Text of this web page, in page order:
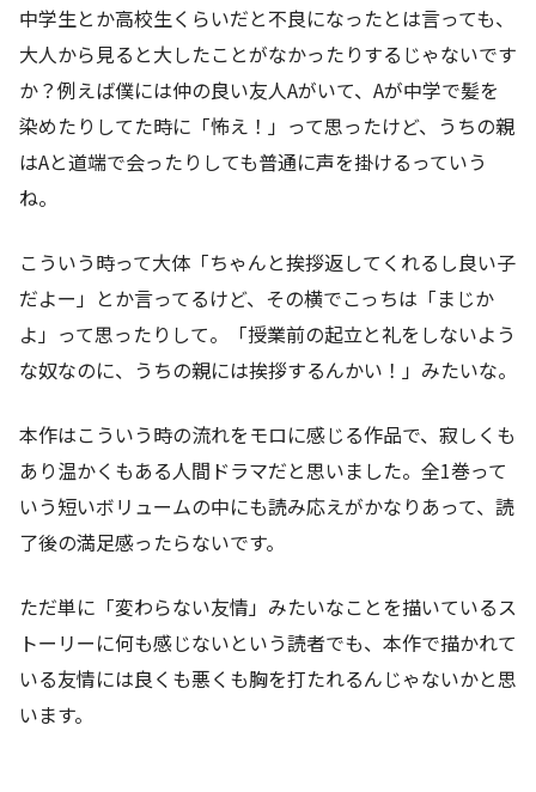
中学生とか高校生くらいだと不良になったとは言っても、
大人から見ると大したことがなかったりするじゃないです
か？例えば僕には仲の良い友人Aがいて、Aが中学で髪を
染めたりしてた時に「怖え！」って思ったけど、うちの親
はAと道端で会ったりしても普通に声を掛けるっていう
ね。
こういう時って大体「ちゃんと挨拶返してくれるし良い子
だよー」とか言ってるけど、その横でこっちは「まじか
よ」って思ったりして。「授業前の起立と礼をしないよう
な奴なのに、うちの親には挨拶するんかい！」みたいな。
本作はこういう時の流れをモロに感じる作品で、寂しくも
あり温かくもある人間ドラマだと思いました。全1巻って
いう短いボリュームの中にも読み応えがかなりあって、読
了後の満足感ったらないです。
ただ単に「変わらない友情」みたいなことを描いているス
トーリーに何も感じないという読者でも、本作で描かれて
いる友情には良くも悪くも胸を打たれるんじゃないかと思
います。